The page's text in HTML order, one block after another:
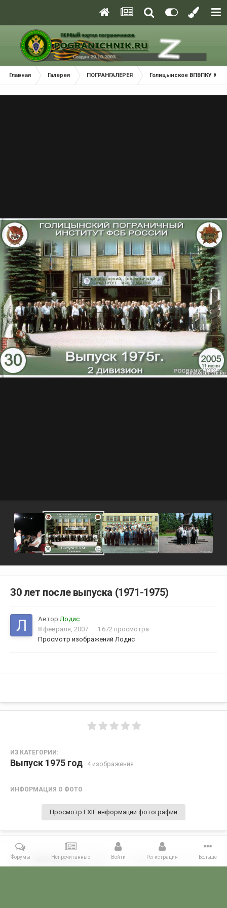
Главная Галерея ПОГРАНГАЛЕРЕЯ Голицынское ВПВПКУ
З0 лет после выпуска (1971-1975)
АвторЛодис
8 февраля, 2007
1 672 просмотра
Просмотр изображений Лодис
ИЗ КАТЕГОРИИ:
Выпуск 1975 год · 4 изображения
ИНФОРМАЦИЯ О ФОТО
Просмотр EXIF информации фотографии
Поделиться Подписчики 0
Форумы Непрочитанные Войти Регистрация Больше